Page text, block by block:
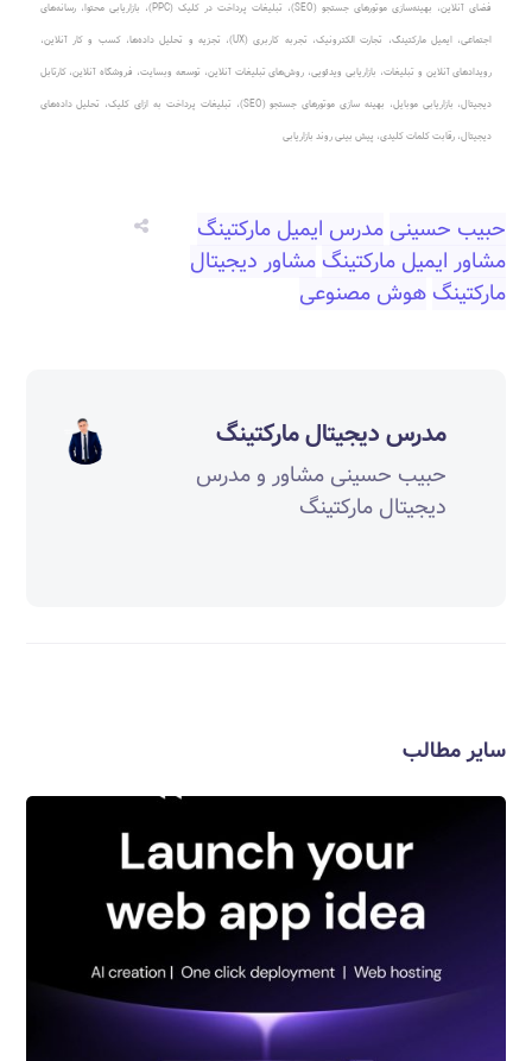
فضای آنلاین، بهینه‌سازی موتورهای جستجو (SEO) ، تبلیغات پرداخت در کلیک (PPC) ، بازاریابی محتوا، رسانه‌های
اجتماعی، ایمیل مارکتینگ، تجارت الکترونیک، تجربه کاربری (UX)، تجزیه و تحلیل داده‌ها، کسب و کار آنلاین،
رویدادهای آنلاین و تبلیغات، بازاریابی ویدئویی، روش‌های تبلیغات آنلاین، توسعه وبسایت، فروشگاه آنلاین، کارتابل
دیجیتال، بازاریابی موبایل، بهینه سازی موتورهای جستجو (SEO)، تبلیغات پرداخت به ازای کلیک، تحلیل داده‌های
دیجیتال، رقابت کلمات کلیدی، پیش بینی روند بازاریابی
حبیب حسینی مدرس ایمیل مارکتینگ
مشاور ایمیل مارکتینگ مشاور دیجیتال
مارکتینگ هوش مصنوعی‎‎
مدرس دیجیتال مارکتینگ
حبیب حسینی مشاور و مدرس
دیجیتال مارکتینگ
سایر مطالب